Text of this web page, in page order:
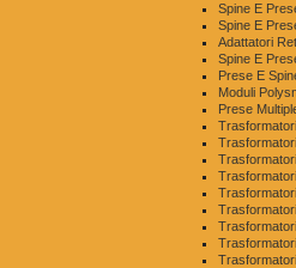
Spine E
Spine E
Adattatori
Spine E
Prese E
Moduli
Prese
Trasformatori
Trasformatori
Trasformatori
Trasformatori
Trasformatori
Trasformatori
Trasformatori